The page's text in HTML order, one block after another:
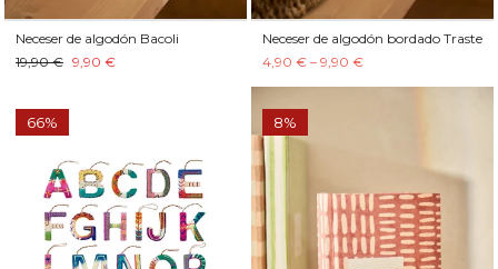
Neceser de algodón Bacoli
19,90 € 9,90 €
Neceser de algodón bordado Traste
4,90 € – 9,90 €
66% 8%